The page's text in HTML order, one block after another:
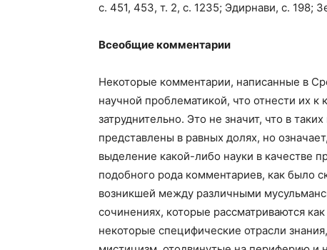
с. 451, 453, т. 2, с. 1235; Эдирнави, с. 198;
Всеобщие комментарии
Некоторые комментарии, написанные в
научной проблематикой, что отнести их
затруднительно. Это не значит, что в
представлены в равных долях, но
выделение какой-либо науки в качестве
подобного рода комментариев, как было
возникшей между различными
сочинениях, которые рассматриваются
некоторые специфические отрасли